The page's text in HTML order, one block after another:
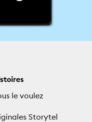
le voulez
Storytel